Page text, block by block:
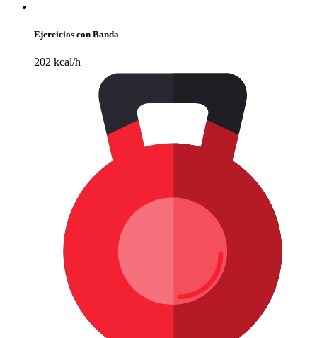
Ejercicios con Banda
202 kcal/h